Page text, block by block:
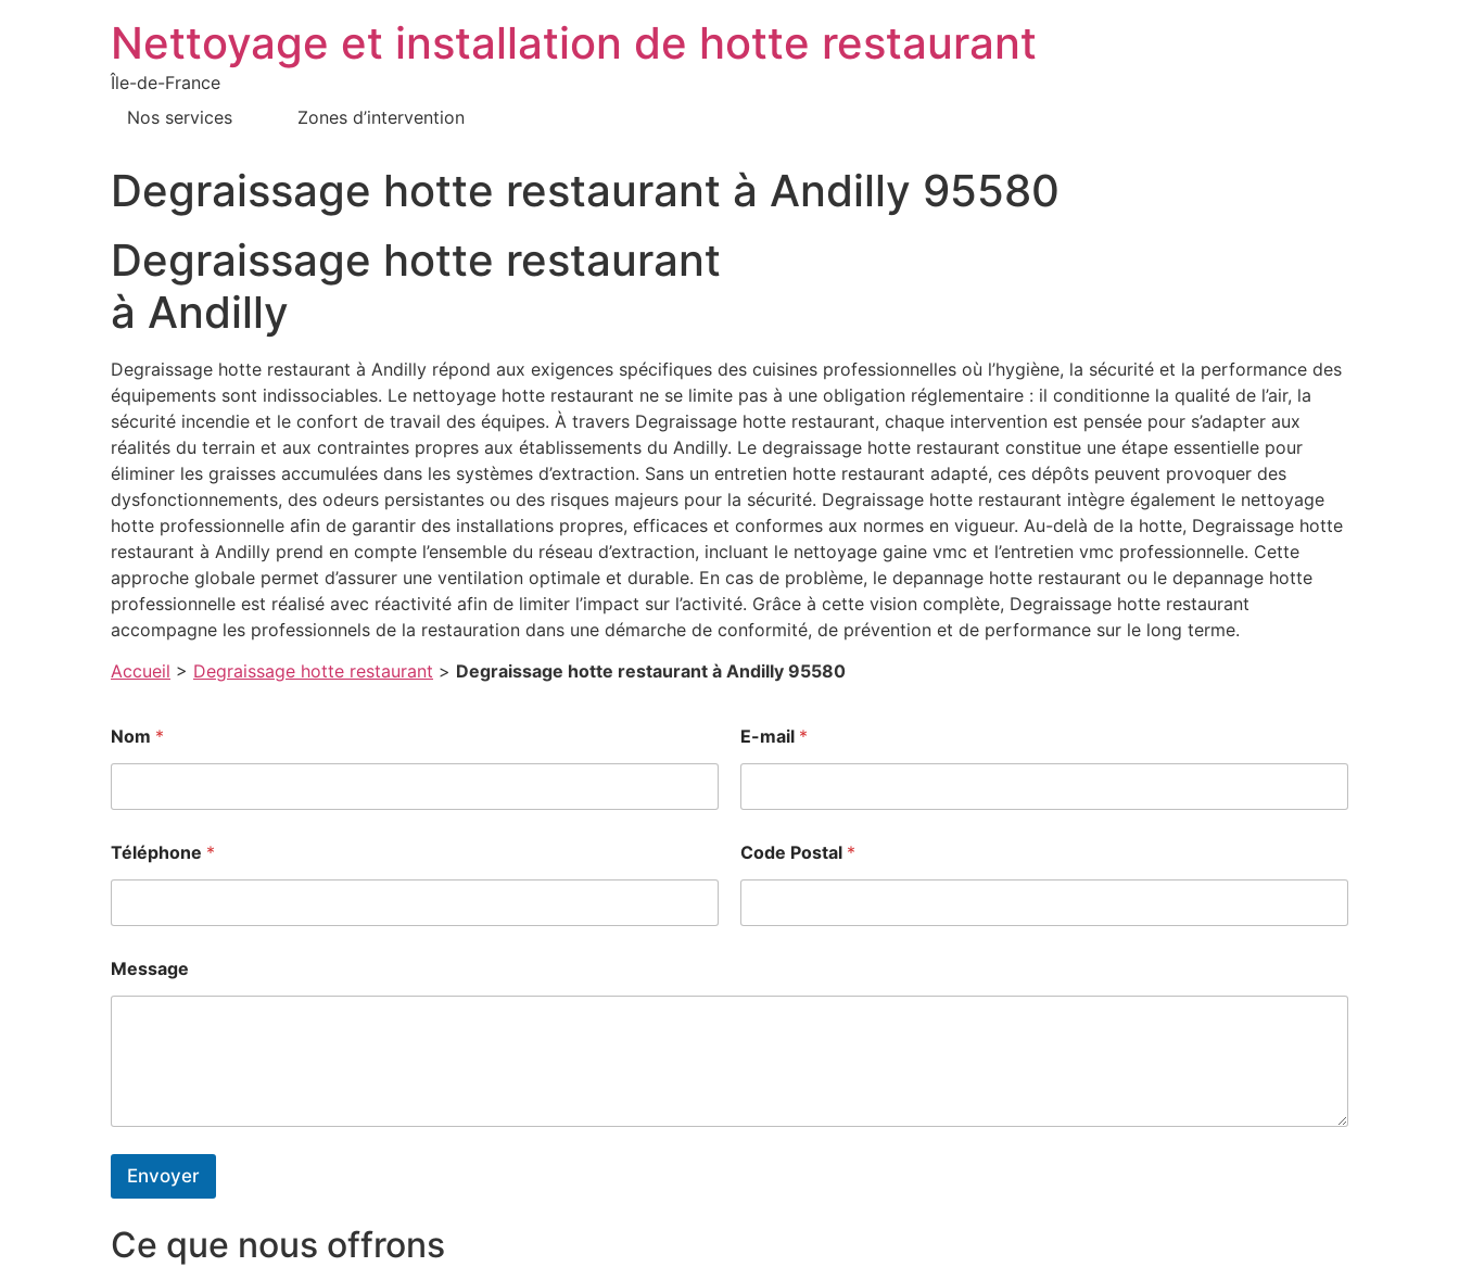
Nettoyage et installation de hotte restaurant
Île-de-France
Nos services
Zones d’intervention
Degraissage hotte restaurant à Andilly 95580
Degraissage hotte restaurant
à Andilly
Degraissage hotte restaurant à Andilly répond aux exigences spécifiques des cuisines professionnelles où l’hygiène, la sécurité et la performance des
équipements sont indissociables. Le nettoyage hotte restaurant ne se limite pas à une obligation réglementaire : il conditionne la qualité de l’air, la
sécurité incendie et le confort de travail des équipes. À travers Degraissage hotte restaurant, chaque intervention est pensée pour s’adapter aux
réalités du terrain et aux contraintes propres aux établissements du Andilly. Le degraissage hotte restaurant constitue une étape essentielle pour
éliminer les graisses accumulées dans les systèmes d’extraction. Sans un entretien hotte restaurant adapté, ces dépôts peuvent provoquer des
dysfonctionnements, des odeurs persistantes ou des risques majeurs pour la sécurité. Degraissage hotte restaurant intègre également le nettoyage
hotte professionnelle afin de garantir des installations propres, efficaces et conformes aux normes en vigueur. Au-delà de la hotte, Degraissage hotte
restaurant à Andilly prend en compte l’ensemble du réseau d’extraction, incluant le nettoyage gaine vmc et l’entretien vmc professionnelle. Cette
approche globale permet d’assurer une ventilation optimale et durable. En cas de problème, le depannage hotte restaurant ou le depannage hotte
professionnelle est réalisé avec réactivité afin de limiter l’impact sur l’activité. Grâce à cette vision complète, Degraissage hotte restaurant
accompagne les professionnels de la restauration dans une démarche de conformité, de prévention et de performance sur le long terme.
Accueil > Degraissage hotte restaurant > Degraissage hotte restaurant à Andilly 95580
e
s
a
e
M
e
s
g
Nom * E-mail *
Téléphone * Code Postal *
Message
Envoyer
Ce que nous offrons